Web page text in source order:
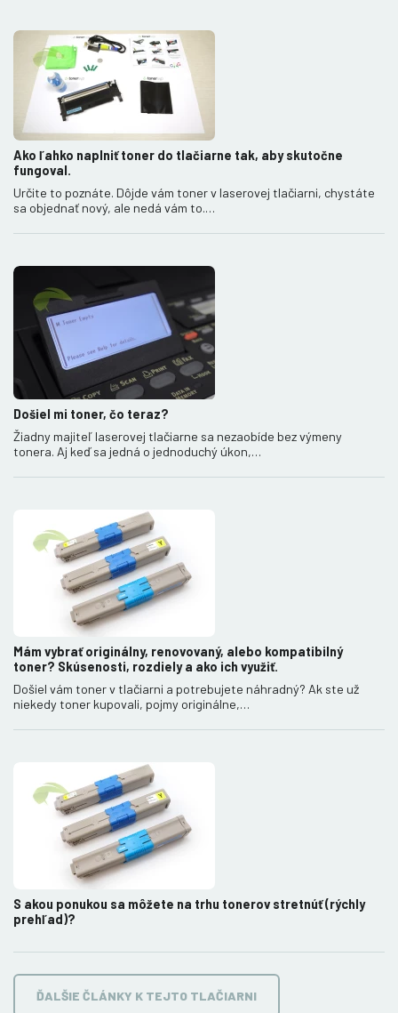
Ako ľahko naplniť toner do tlačiarne tak, aby skutočne
fungoval.
Určite to poznáte. Dôjde vám toner v laserovej tlačiarni, chystáte
sa objednať nový, ale nedá vám to.…
Došiel mi toner, čo teraz?
Žiadny majiteľ laserovej tlačiarne sa nezaobíde bez výmeny
tonera. Aj keď sa jedná o jednoduchý úkon,…
Mám vybrať originálny, renovovaný, alebo kompatibilný
toner? Skúsenosti, rozdiely a ako ich využiť.
Došiel vám toner v tlačiarni a potrebujete náhradný? Ak ste už
niekedy toner kupovali, pojmy originálne,…
S akou ponukou sa môžete na trhu tonerov stretnúť (rýchly
prehľad)?
ĎALŠIE ČLÁNKY K TEJTO TLAČIARNI